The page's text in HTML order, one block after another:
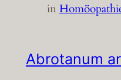
in
Abrotanum